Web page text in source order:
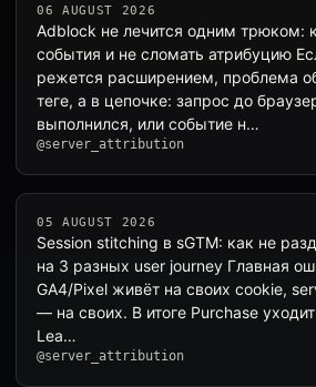
06 AUGUST 2026
Adblock не лечится одним трюком:
события и не сломать атрибуцию
режется расширением, проблема
теге, а в цепочке: запрос до
выполнился, или событие н…
@server_attribution
05 AUGUST 2026
Session stitching в sGTM: как не
на 3 разных user journey Главная
GA4/Pixel живёт на своих cookie,
— на своих. В итоге Purchase
Lea…
@server_attribution